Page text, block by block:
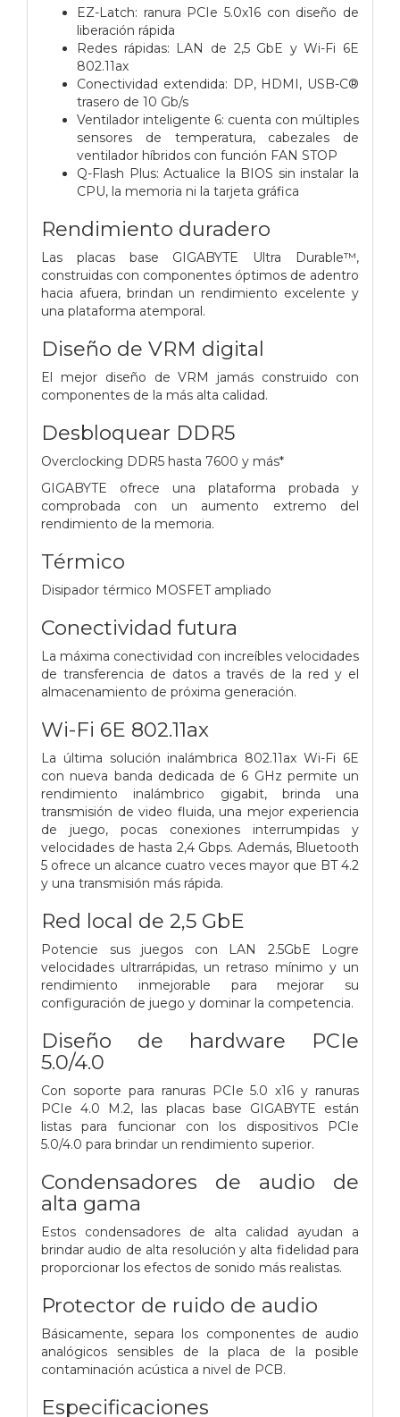
EZ-Latch: ranura PCIe 5.0x16 con diseño de
liberación rápida
Redes rápidas: LAN de 2,5 GbE y Wi-Fi 6E
802.11ax
Conectividad extendida: DP, HDMI, USB-C®
trasero de 10 Gb/s
Ventilador inteligente 6: cuenta con múltiples
sensores de temperatura, cabezales de
ventilador híbridos con función FAN STOP
Q-Flash Plus: Actualice la BIOS sin instalar la
CPU, la memoria ni la tarjeta gráfica
Rendimiento duradero
Las placas base GIGABYTE Ultra Durable™,
construidas con componentes óptimos de adentro
hacia afuera, brindan un rendimiento excelente y
una plataforma atemporal.
Diseño de VRM digital
El mejor diseño de VRM jamás construido con
componentes de la más alta calidad.
Desbloquear DDR5
Overclocking DDR5 hasta 7600 y más*
GIGABYTE ofrece una plataforma probada y
comprobada con un aumento extremo del
rendimiento de la memoria.
Térmico
Disipador térmico MOSFET ampliado
Conectividad futura
La máxima conectividad con increíbles velocidades
de transferencia de datos a través de la red y el
almacenamiento de próxima generación.
Wi-Fi 6E 802.11ax
La última solución inalámbrica 802.11ax Wi-Fi 6E
con nueva banda dedicada de 6 GHz permite un
rendimiento inalámbrico gigabit, brinda una
transmisión de video fluida, una mejor experiencia
de juego, pocas conexiones interrumpidas y
velocidades de hasta 2,4 Gbps. Además, Bluetooth
5 ofrece un alcance cuatro veces mayor que BT 4.2
y una transmisión más rápida.
Red local de 2,5 GbE
Potencie sus juegos con LAN 2.5GbE Logre
velocidades ultrarrápidas, un retraso mínimo y un
rendimiento inmejorable para mejorar su
configuración de juego y dominar la competencia.
Diseño de hardware PCIe
5.0/4.0
Con soporte para ranuras PCIe 5.0 x16 y ranuras
PCIe 4.0 M.2, las placas base GIGABYTE están
listas para funcionar con los dispositivos PCIe
5.0/4.0 para brindar un rendimiento superior.
Condensadores de audio de
alta gama
Estos condensadores de alta calidad ayudan a
brindar audio de alta resolución y alta fidelidad para
proporcionar los efectos de sonido más realistas.
Protector de ruido de audio
Básicamente, separa los componentes de audio
analógicos sensibles de la placa de la posible
contaminación acústica a nivel de PCB.
Especificaciones